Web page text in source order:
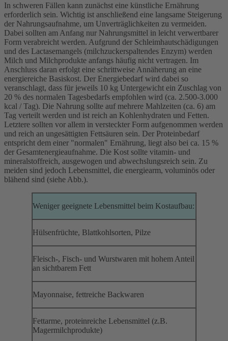
In schweren Fällen kann zunächst eine künstliche Ernährung
erforderlich sein. Wichtig ist anschließend eine langsame Steigerung
der Nahrungsaufnahme, um Unverträglichkeiten zu vermeiden.
Dabei sollten am Anfang nur Nahrungsmittel in leicht verwertbarer
Form verabreicht werden. Aufgrund der Schleimhautschädigungen
und des Lactasemangels (milchzuckerspaltendes Enzym) werden
Milch und Milchprodukte anfangs häufig nicht vertragen. Im
Anschluss daran erfolgt eine schrittweise Annäherung an eine
energiereiche Basiskost. Der Energiebedarf wird dabei so
veranschlagt, dass für jeweils 10 kg Untergewicht ein Zuschlag von
20 % des normalen Tagesbedarfs empfohlen wird (ca. 2.500-3.000
kcal / Tag). Die Nahrung sollte auf mehrere Mahlzeiten (ca. 6) am
Tag verteilt werden und ist reich an Kohlenhydraten und Fetten.
Letztere sollten vor allem in versteckter Form aufgenommen werden
und reich an ungesättigten Fettsäuren sein. Der Proteinbedarf
entspricht dem einer "normalen" Ernährung, liegt also bei ca. 15 %
der Gesamtenergieaufnahme. Die Kost sollte vitamin- und
mineralstoffreich, ausgewogen und abwechslungsreich sein. Zu
meiden sind jedoch Lebensmittel, die energiearm, voluminös oder
blähend sind (siehe Abb.).
Weniger geeignete Lebensmittel beim Kostaufbau:
Hülsenfrüchte, Blattkohlsorten, Pilze
Fleisch-, Fisch- und Wurstwaren mit hohem Anteil
an sichtbarem Fett
Mayonnaise, fettreiche Backwaren
Fettarme, proteinreiche Lebensmittel (z.B.
Magermilchprodukte)